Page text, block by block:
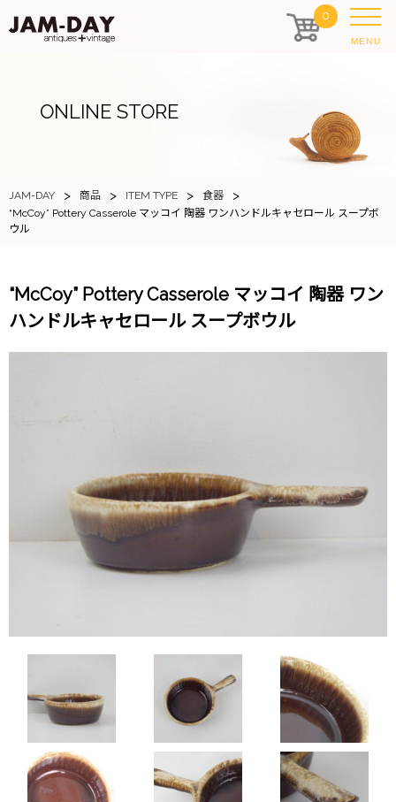
0
MENU
ONLINE STORE
JAM-DAY > 商品 > ITEM TYPE > 食器 >
“McCoy” Pottery Casserole マッコイ 陶器 ワンハンドルキャセロール スープボ
ウル
“McCoy” Pottery Casserole マッコイ 陶器 ワン
ハンドルキャセロール スープボウル